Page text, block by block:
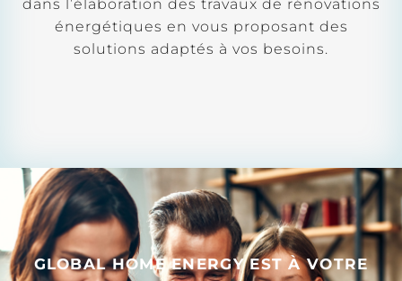
dans l’élaboration des travaux de rénovations
énergétiques en vous proposant des
solutions adaptés à vos besoins.
GLOBAL HOME ENERGY EST À VOTRE